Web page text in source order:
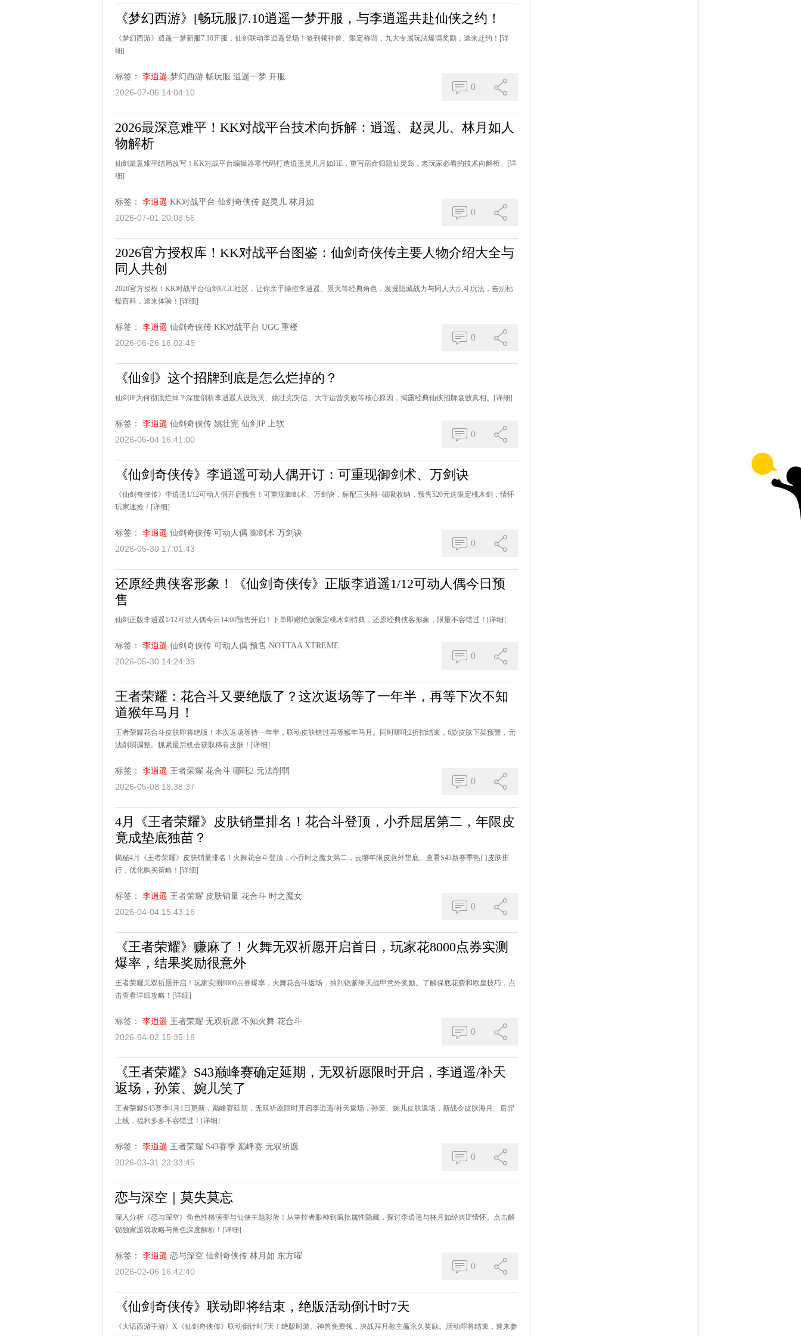
《梦幻西游》[畅玩服]7.10逍遥一梦开服，与李逍遥共赴仙侠之约！
《梦幻西游》逍遥一梦新服7.10开服，仙剑联动李逍遥登场！签到领神兽、限定称谓，九大专属玩法爆满奖励，速来赴约！ [详
细]
标签： 李逍遥 梦幻西游 畅玩服 逍遥一梦 开服
2026-07-06 14:04:10
0
2026最深意难平！KK对战平台技术向拆解：逍遥、赵灵儿、林月如人
物解析
仙剑最意难平结局改写！KK对战平台编辑器零代码打造逍遥灵儿月如HE，重写宿命归隐仙灵岛，老玩家必看的技术向解析。
[详
细]
标签： 李逍遥 KK对战平台 仙剑奇侠传 赵灵儿 林月如
2026-07-01 20:08:56
0
2026官方授权库！KK对战平台图鉴：仙剑奇侠传主要人物介绍大全与
同人共创
2026官方授权！KK对战平台仙剑UGC社区，让你亲手操控李逍遥、景天等经典角色，发掘隐藏战力与同人大乱斗玩法，告别枯
燥百科，速来体验！ [详细]
标签： 李逍遥 仙剑奇侠传 KK对战平台 UGC 重楼
2026-06-26 16:02:45
0
《仙剑》这个招牌到底是怎么烂掉的？
仙剑IP为何彻底烂掉？深度剖析李逍遥人设毁灭、姚壮宪失信、大宇运营失败等核心原因，揭露经典仙侠招牌衰败真相。 [详细]
标签： 李逍遥 仙剑奇侠传 姚壮宪 仙剑IP 上软
2026-06-04 16:41:00
0
《仙剑奇侠传》李逍遥可动人偶开订：可重现御剑术、万剑诀
《仙剑奇侠传》李逍遥1/12可动人偶开启预售！可重现御剑术、万剑诀，标配三头雕+磁吸收纳，预售520元送限定桃木剑，情怀
玩家速抢！ [详细]
标签： 李逍遥 仙剑奇侠传 可动人偶 御剑术 万剑诀
2026-05-30 17:01:43
0
还原经典侠客形象！《仙剑奇侠传》正版李逍遥1/12可动人偶今日预
售
仙剑正版李逍遥1/12可动人偶今日14:00预售开启！下单即赠绝版限定桃木剑特典，还原经典侠客形象，限量不容错过！ [详细]
标签： 李逍遥 仙剑奇侠传 可动人偶 预售 NOTTAA XTREME
2026-05-30 14:24:39
0
王者荣耀：花合斗又要绝版了？这次返场等了一年半，再等下次不知
道猴年马月！
王者荣耀花合斗皮肤即将绝版！本次返场等待一年半，联动皮肤错过再等猴年马月。同时哪吒2折扣结束，6款皮肤下架预警，元
法削弱调整。抓紧最后机会获取稀有皮肤！ [详细]
标签： 李逍遥 王者荣耀 花合斗 哪吒2 元法削弱
2026-05-08 18:38:37
0
4月《王者荣耀》皮肤销量排名！花合斗登顶，小乔屈居第二，年限皮
竟成垫底独苗？
揭秘4月《王者荣耀》皮肤销量排名！火舞花合斗登顶，小乔时之魔女第二，云缨年限皮意外垫底。查看S43新赛季热门皮肤排
行，优化购买策略！ [详细]
标签： 李逍遥 王者荣耀 皮肤销量 花合斗 时之魔女
2026-04-04 15:43:16
0
《王者荣耀》赚麻了！火舞无双祈愿开启首日，玩家花8000点券实测
爆率，结果奖励很意外
王者荣耀无双祈愿开启！玩家实测8000点券爆率，火舞花合斗返场，抽到铠爹绛天战甲意外奖励。了解保底花费和欧皇技巧，点
击查看详细攻略！ [详细]
标签： 李逍遥 王者荣耀 无双祈愿 不知火舞 花合斗
2026-04-02 15:35:18
0
《王者荣耀》S43巅峰赛确定延期，无双祈愿限时开启，李逍遥/补天
返场，孙策、婉儿笑了
王者荣耀S43赛季4月1日更新，巅峰赛延期，无双祈愿限时开启李逍遥/补天返场，孙策、婉儿皮肤返场，新战令皮肤海月、后羿
上线，福利多多不容错过！ [详细]
标签： 李逍遥 王者荣耀 S43赛季 巅峰赛 无双祈愿
2026-03-31 23:33:45
0
恋与深空｜莫失莫忘
深入分析《恋与深空》角色性格演变与仙侠主题彩蛋！从掌控者眼神到疯批属性隐藏，探讨李逍遥与林月如经典IP情怀。点击解
锁独家游戏攻略与角色深度解析！ [详细]
标签： 李逍遥 恋与深空 仙剑奇侠传 林月如 东方曜
2026-02-06 16:42:40
0
《仙剑奇侠传》联动即将结束，绝版活动倒计时7天
《大话西游手游》X《仙剑奇侠传》联动倒计时7天！绝版时装、神兽免费领，决战拜月教主赢永久奖励。活动即将结束，速来参